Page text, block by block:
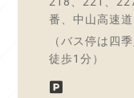
番、中山高速
（バス停は四
徒歩1分）